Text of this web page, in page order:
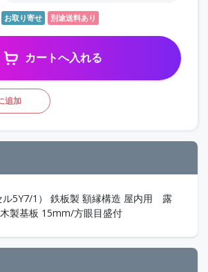
お取り寄せ 別途送料あり
カートへ入れる
追加
ル5Y7/1） 鉄板製 額縁構造 屋内用 露
製基板 15mm/方眼目盛付